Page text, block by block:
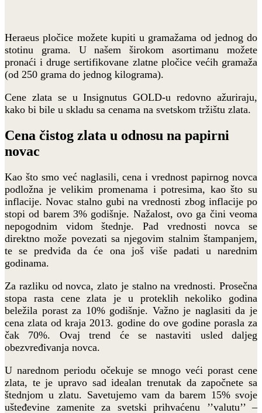
Heraeus pločice možete kupiti u gramažama od jednog do
stotinu grama. U našem širokom asortimanu možete
pronaći i druge sertifikovane zlatne pločice većih gramaža
(od 250 grama do jednog kilograma).
Cene zlata se u Insignutus GOLD-u redovno ažuriraju,
kako bi bile u skladu sa cenama na svetskom tržištu zlata.
Cena čistog zlata u odnosu na papirni
novac
Kao što smo već naglasili, cena i vrednost papirnog novca
podložna je velikim promenama i potresima, kao što su
inflacije. Novac stalno gubi na vrednosti zbog inflacije po
stopi od barem 3% godišnje. Nažalost, ovo ga čini veoma
nepogodnim vidom štednje. Pad vrednosti novca se
direktno može povezati sa njegovim stalnim štampanjem,
te se predviđa da će ona još više padati u narednim
godinama.
Za razliku od novca, zlato je stalno na vrednosti. Prosečna
stopa rasta cene zlata je u proteklih nekoliko godina
beležila porast za 10% godišnje. Važno je naglasiti da je
cena zlata od kraja 2013. godine do ove godine porasla za
čak 70%. Ovaj trend će se nastaviti usled daljeg
obezvređivanja novca.
U narednom periodu očekuje se mnogo veći porast cene
zlata, te je upravo sad idealan trenutak da započnete sa
štednjom u zlatu. Savetujemo vam da barem 15% svoje
ušteđevine zamenite za svetski prihvaćenu ’’valutu’’ –